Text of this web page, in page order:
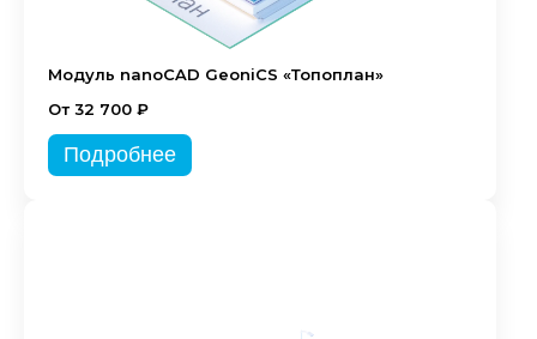
Модуль nanoCAD GeoniCS «Топоплан»
От 32 700 ₽
Подробнее